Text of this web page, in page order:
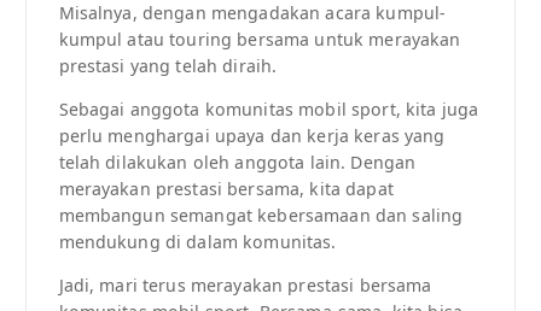
Misalnya, dengan mengadakan acara kumpul-
kumpul atau touring bersama untuk merayakan
prestasi yang telah diraih.
Sebagai anggota komunitas mobil sport, kita juga
perlu menghargai upaya dan kerja keras yang
telah dilakukan oleh anggota lain. Dengan
merayakan prestasi bersama, kita dapat
membangun semangat kebersamaan dan saling
mendukung di dalam komunitas.
Jadi, mari terus merayakan prestasi bersama